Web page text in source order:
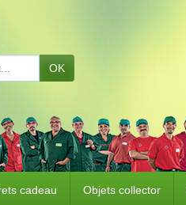
OK
cadeau Objets collector